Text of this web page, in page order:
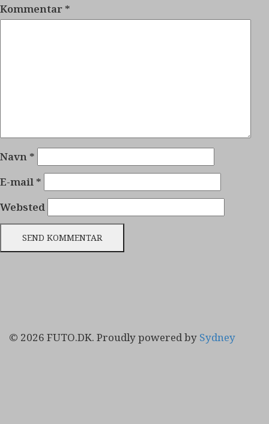
Kommentar *
Navn *
E-mail *
Websted
© 2026 FUTO.DK. Proudly powered by Sydney